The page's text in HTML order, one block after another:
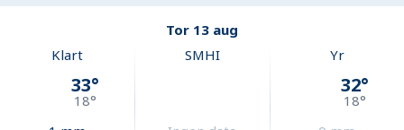
Tor 13 aug
Klart
33°
18°
SMHI Yr
32°
18°